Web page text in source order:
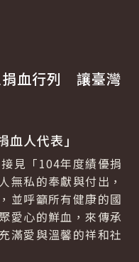
捐血行列 讓臺灣
人代表」
見「104年度績優捐
無私的奉獻與付出，
並呼籲所有健康的國
愛心的鮮血，來傳承
滿愛與溫馨的祥和社